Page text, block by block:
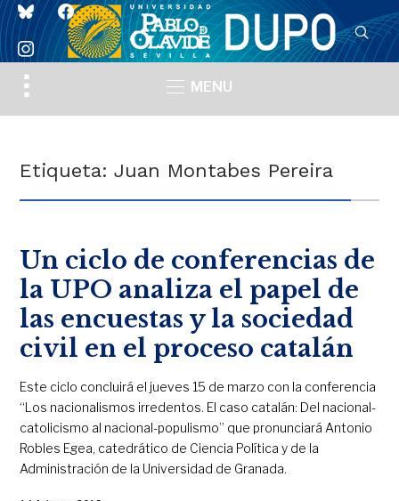
blueskyfacebook
instagram
Toggle
sidebar
MENU
Etiqueta:Juan Montabes Pereira
Un ciclo de conferencias de
la UPO analiza el papel de
las encuestas y la sociedad
civil en el proceso catalán
Este ciclo concluirá el jueves 15 de marzo con la conferencia
“Los nacionalismos irredentos. El caso catalán: Del nacional-
catolicismo al nacional-populismo” que pronunciará Antonio
Robles Egea, catedrático de Ciencia Política y de la
Administración de la Universidad de Granada.